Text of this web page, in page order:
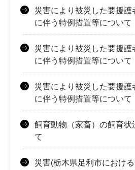
災害により被災した要援
に伴う特例措置等について
災害により被災した要援
に伴う特例措置等について
災害により被災した要援
に伴う特例措置等について
飼育動物（家畜）の飼育状
て
災害(栃木県足利市におけ